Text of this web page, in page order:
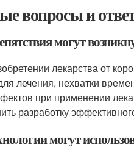
вопросы и
могут
лекарства от
лечения, нехватки
при применении
разработку
могут